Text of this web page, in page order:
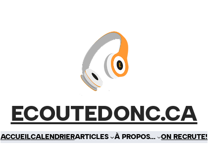
ECOUTEDONC.CA
ACCUEILCALENDRIERARTICLES À PROPOS… ON RECRUTE!